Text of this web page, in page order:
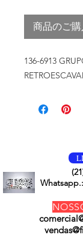
商品のご購
136-6913
Whatsapp.: